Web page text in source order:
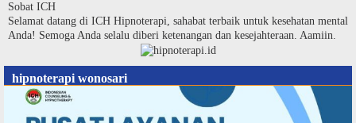
Langsung
ke
konten
Sobat ICH
Selamat datang di ICH Hipnoterapi, sahabat terbaik untuk kesehatan mental
Anda! Semoga Anda selalu diberi ketenangan dan kesejahteraan. Aamiin.
hipnoterapi wonosari